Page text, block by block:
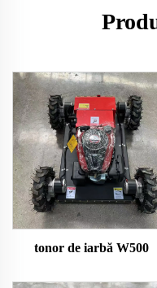
tonor de iarbă W500